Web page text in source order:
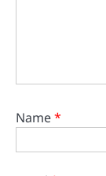
Name*